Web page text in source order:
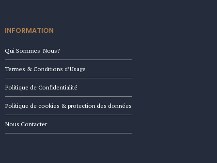
INFORMATION
Qui Sommes-Nous?
Termes & Conditions d’Usage
Politique de Confidentialité
Politique de cookies & protection des données
Nous Contacter